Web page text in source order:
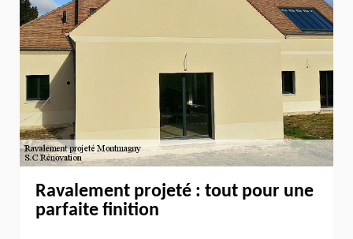
Ravalement projeté : tout pour une
parfaite finition